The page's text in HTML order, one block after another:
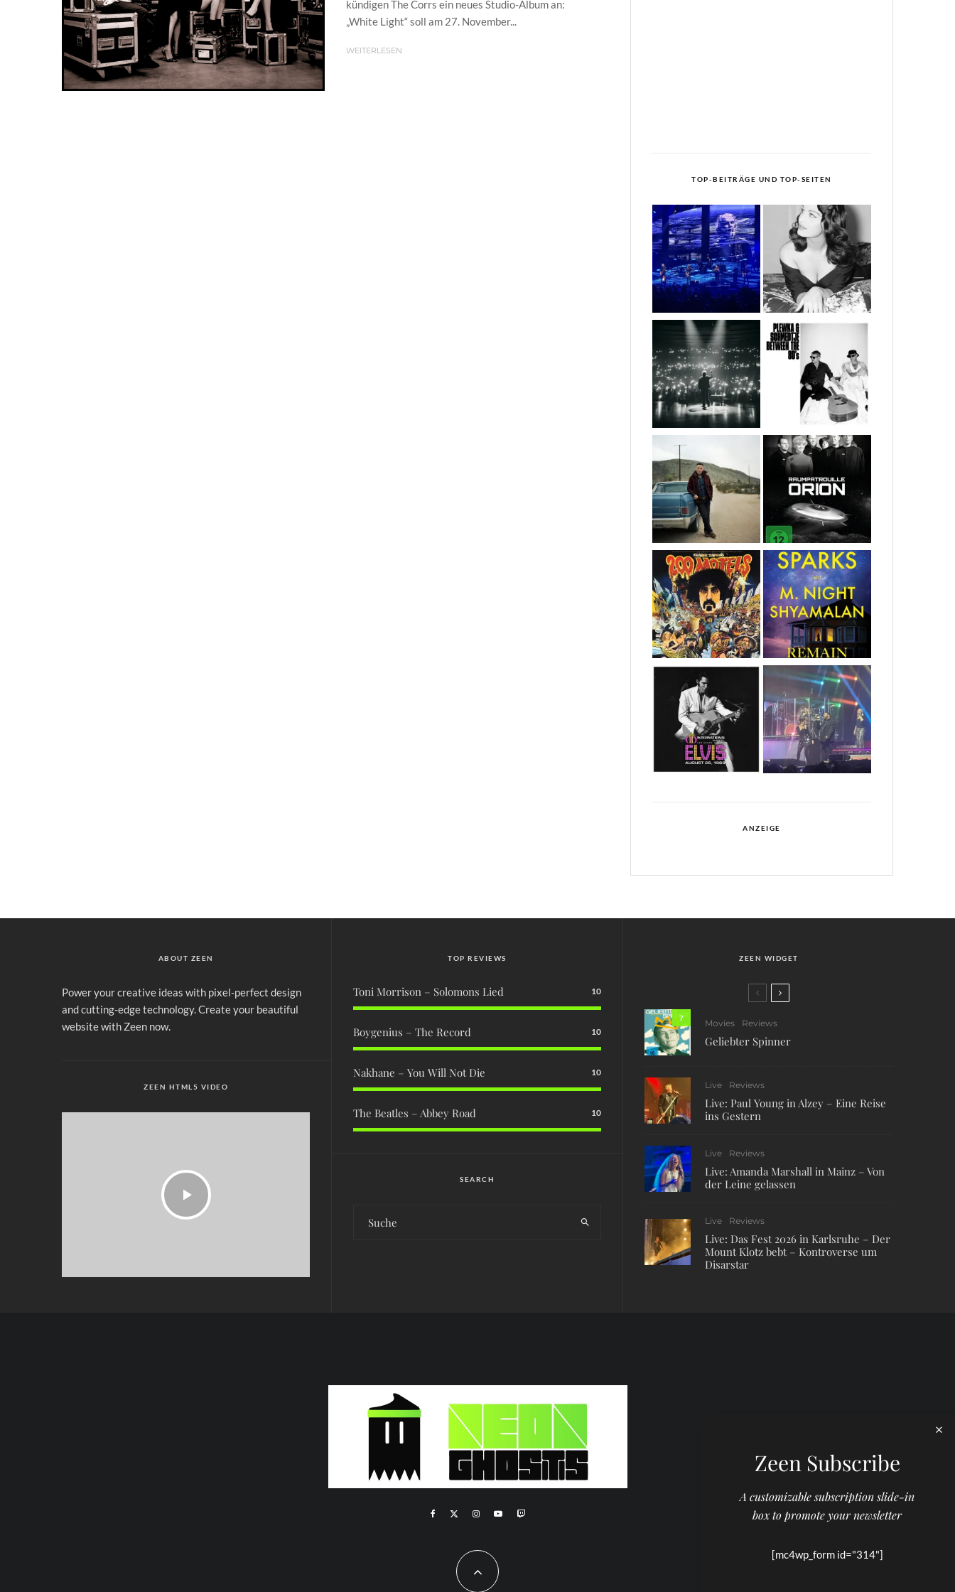
kündigen The Corrs ein neues Studio-Album an:
„White Light“ soll am 27. November...
WEITERLESEN
TOP-BEITRÄGE UND TOP-SEITEN
ANZEIGE
ABOUT ZEEN
Power your creative ideas with pixel-perfect design
and cutting-edge technology. Create your beautiful
website with Zeen now.
ZEEN HTML5 VIDEO
TOP REVIEWS
Toni Morrison – Solomons Lied 10
Boygenius – The Record 10
Nakhane – You Will Not Die 10
The Beatles – Abbey Road 10
SEARCH
ZEEN WIDGET
7
Movies Reviews
Geliebter Spinner
Live Reviews
Live: Paul Young in Alzey – Eine Reise
ins Gestern
Live Reviews
Live: Amanda Marshall in Mainz – Von
der Leine gelassen
Live Reviews
Live: Das Fest 2026 in Karlsruhe – Der
Mount Klotz bebt – Kontroverse um
Disarstar
Zeen Subscribe
A customizable subscription slide-in
box to promote your newsletter
[mc4wp_form id="314"]